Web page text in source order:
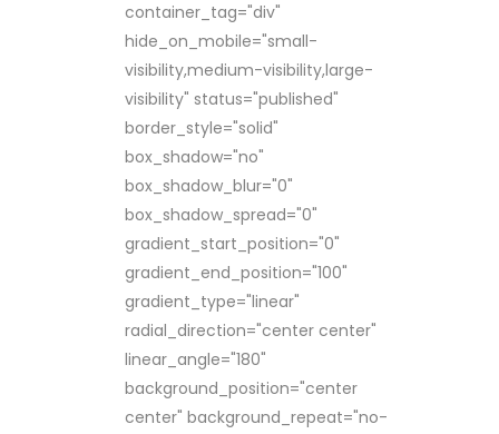
container_tag="div"
hide_on_mobile="small-
visibility,medium-visibility,large-
visibility" status="published"
border_style="solid"
box_shadow="no"
box_shadow_blur="0"
box_shadow_spread="0"
gradient_start_position="0"
gradient_end_position="100"
gradient_type="linear"
radial_direction="center center"
linear_angle="180"
background_position="center
center" background_repeat="no-